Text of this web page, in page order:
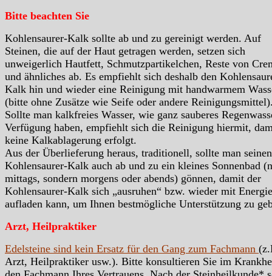
Bitte beachten Sie
Kohlensaurer-Kalk sollte ab und zu gereinigt werden. Auf
Steinen, die auf der Haut getragen werden, setzen sich
unweigerlich Hautfett, Schmutzpartikelchen, Reste von
und ähnliches ab. Es empfiehlt sich deshalb den
Kalk hin und wieder eine Reinigung mit handwarmem
(bitte ohne Zusätze wie Seife oder andere
Sollte man kalkfreies Wasser, wie ganz sauberes
Verfügung haben, empfiehlt sich die Reinigung hiermit,
keine Kalkablagerung erfolgt.
Aus der Überlieferung heraus, traditionell, sollte man seinen
Kohlensaurer-Kalk auch ab und zu ein kleines Sonnenbad
mittags, sondern morgens oder abends) gönnen, damit der
Kohlensaurer-Kalk sich „ausruhen“ bzw. wieder mit Energie
aufladen kann, um Ihnen bestmögliche Unterstützung zu
Arzt, Heilpraktiker
Edelsteine sind kein Ersatz für den Gang zum Fachmann
Arzt, Heilpraktiker usw.). Bitte konsultieren Sie im